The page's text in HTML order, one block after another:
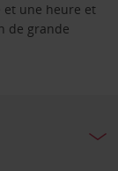
et une heure et
de grande